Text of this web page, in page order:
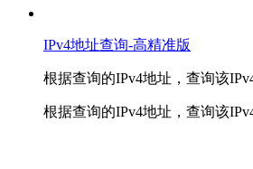
IPv4地址查询-高精准版
根据查询的IPv4地址，查询该
根据查询的IPv4地址，查询该